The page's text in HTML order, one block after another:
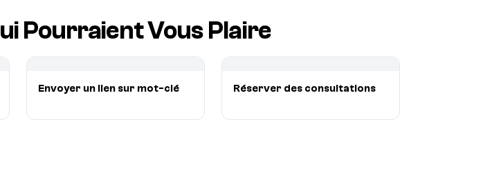
Pourraient Vous Plaire
Envoyer un lien sur mot-clé Réserver des consultations